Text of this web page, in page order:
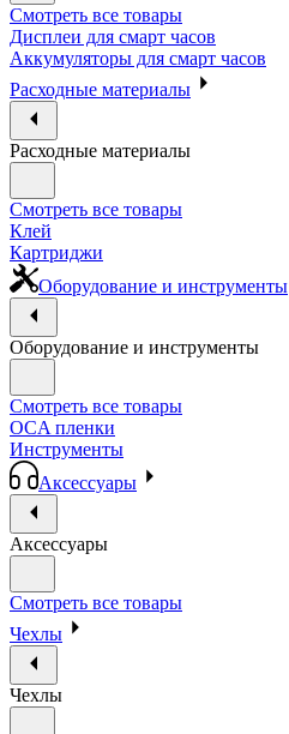
Смотреть все товары
Дисплеи для смарт часов
Аккумуляторы для смарт часов
Расходные материалы
Расходные материалы
Смотреть все товары
Клей
Картриджи
Оборудование и инструменты
Оборудование и инструменты
Смотреть все товары
OCA пленки
Инструменты
Аксессуары
Аксессуары
Смотреть все товары
Чехлы
Чехлы